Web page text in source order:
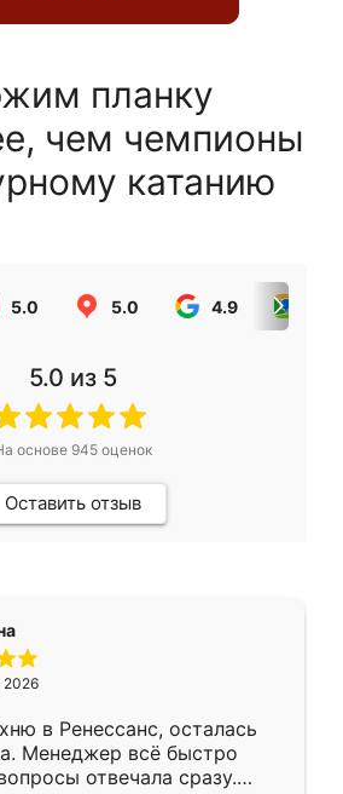
планку
чем чемпионы
катанию
5.0 5.0 4.9
5.0 из 5
основе 945оценок
Оставить отзыв
2026
в Ренессанс, осталась
Менеджер всё быстро
отвечала сразу.